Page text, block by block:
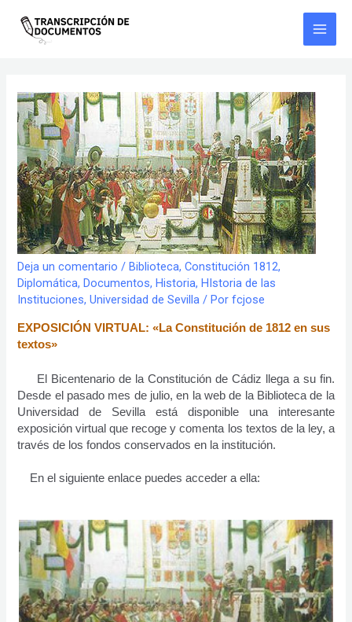
contenido
Main
Deja un comentario /Biblioteca,Constitución 1812,
Diplomática,Documentos,Historia,HIstoria de las
Instituciones,Universidad de Sevilla / Porfcjose
EXPOSICIÓN VIRTUAL: «La Constitución de 1812 en sus
textos»
El Bicentenario de la Constitución de Cádiz llega a su fin.
Desde el pasado mes de julio, en la web de la Biblioteca de la
Universidad de Sevilla está disponible una interesante
exposición virtual que recoge y comenta los textos de la ley, a
través de los fondos conservados en la institución.
En el siguiente enlace puedes acceder a ella: